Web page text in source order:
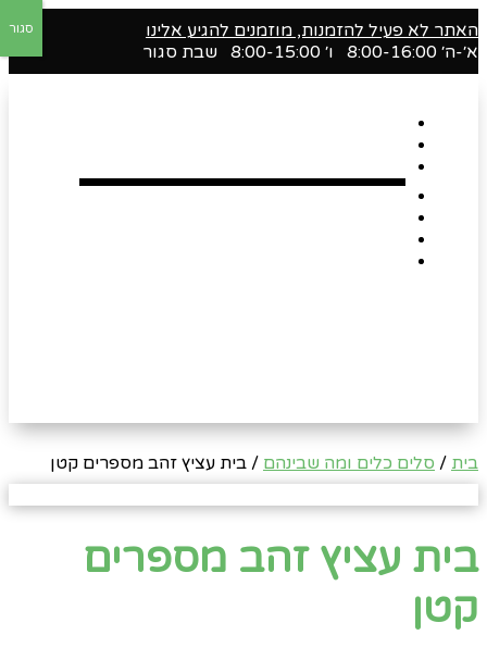
האתר לא פעיל להזמנות, מוזמנים להגיע אלינו
א׳-ה׳ 8:00-16:00 ו׳ 8:00-15:00 שבת סגור
בית / סלים כלים ומה שבינהם / בית עציץ זהב מספרים קטן
בית עציץ זהב מספרים
קטן
סגור